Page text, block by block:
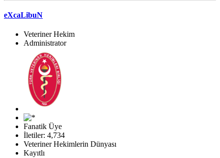
eXcaLibuN
Veteriner Hekim
Administrator
Fanatik Üye
İletiler: 4,734
Veteriner Hekimlerin Dünyası
Kayıtlı